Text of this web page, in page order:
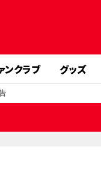
ンクラブ グッズ